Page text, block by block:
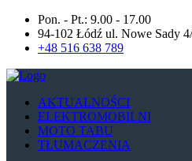
Pon. - Pt.: 9.00 - 17.00
94-102 Łódź ul. Nowe Sady
+48 516 638 789
AKTUALNOŚCI
ELEKTROMOBILNI
MOTO TABU
TŁUMACZENIA